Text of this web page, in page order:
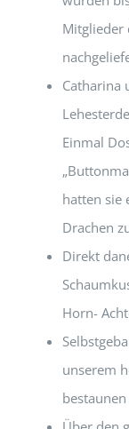
Mitglieder
Catharina
Einmal
hatten sie
Drachen
Direkt
Horn-
unserem